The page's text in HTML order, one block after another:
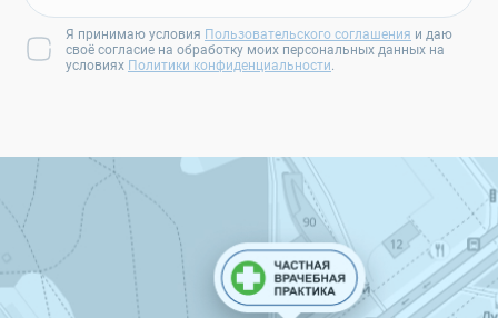
Я принимаю условия Пользовательского соглашения и даю
своё согласие на обработку моих персональных данных на
условиях Политики конфиденциальности.